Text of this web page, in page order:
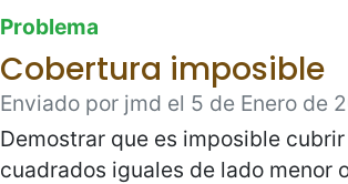
Problema
Cobertura imposible
Enviado por jmd el 5 de Enero de
Demostrar que es imposible
cuadrados iguales de lado menor